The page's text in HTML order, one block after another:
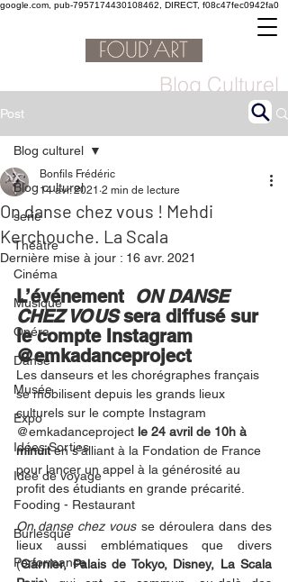
google.com, pub-7957174430108462, DIRECT, f08c47fec0942fa0
Blog Culturel
Post
Blog culturel
serie
Théâtre
Cinéma
Musique
Opéra
Danse
Musée
Expo
Idées Sorties
Idée de voyage
Fooding - Restaurant
Burlesque
Performance
Blog culturel
On danse chez vous ! Mehdi
Kerchouche. La Scala
Bonfils Frédéric
14 avr. 2021 2 min de lecture
Dernière mise à jour : 16 avr. 2021
L’événement ON DANSE
CHEZ VOUS sera diffusé sur
le compte Instagram
@emkadanceproject
Les danseurs et les chorégraphes français
se mobilisent depuis les grands lieux
culturels sur le compte Instagram
@emkadanceproject le 24 avril de 10h à
minuit en s’alliant à la Fondation de France
pour lancer un appel à la générosité au
profit des étudiants en grande précarité.
On danse chez vous se déroulera dans des
lieux aussi emblématiques que divers
(Garnier, Palais de Tokyo, Disney, La Scala